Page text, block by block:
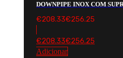
DOWNPIPE INOX COM
€208.33€256.25
€208.33€256.25
Adicionar